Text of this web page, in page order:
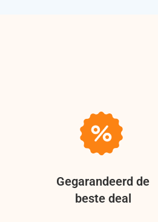
Gegarandeerd de
beste deal